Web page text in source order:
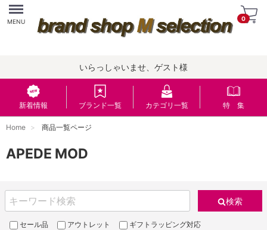
Menu
MENU 0
いらっしゃいませ、ゲスト様
新着情報 ブランド一覧 カテゴリ一覧 特 集
Home 商品一覧ページ
APEDE MOD
検索
セール品 アウトレット ギフトラッピング対応